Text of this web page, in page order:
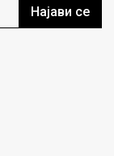
Најави се